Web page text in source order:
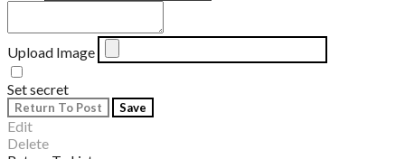
Upload Image
Set secret
Return To Post Save
Edit
Delete